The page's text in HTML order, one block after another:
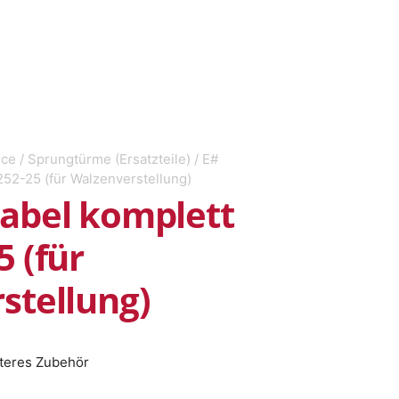
/ Sprungtürme (Ersatzteile) / E#
25 (für Walzenverstellung)
komplett
(für
Zubehör